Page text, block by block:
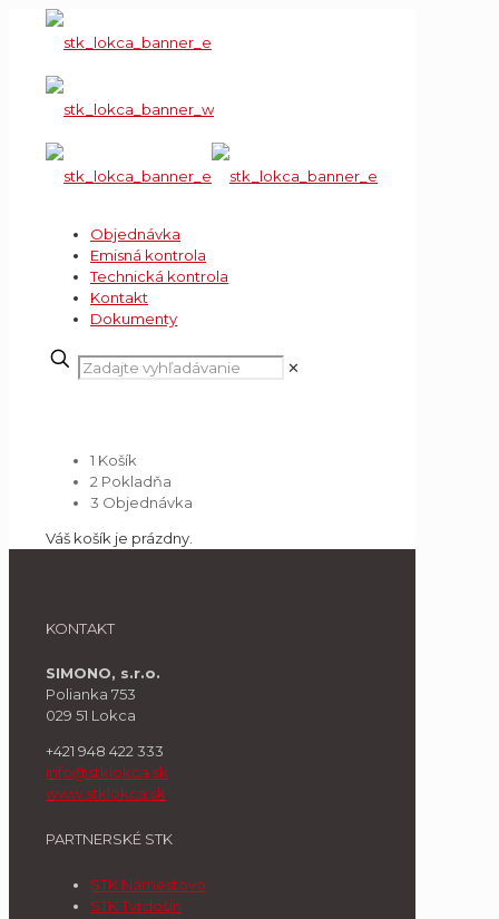
Objednávka
Emisná kontrola
Technická kontrola
Kontakt
Dokumenty
✕
1 Košík
2 Pokladňa
3 Objednávka
Váš košík je prázdny.
KONTAKT
SIMONO, s.r.o.
Polianka 753
029 51 Lokca
+421 948 422 333
info@stklokca.sk
www.stklokca.sk
PARTNERSKÉ STK
STK Námestovo
STK Tvrdošín